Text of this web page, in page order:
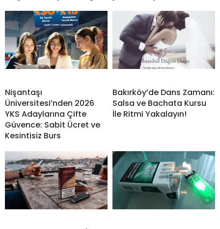
Nişantaşı
Üniversitesi’nden 2026
YKS Adaylarına Çifte
Güvence: Sabit Ücret ve
Kesintisiz Burs
Bakırköy’de Dans Zamanı:
Salsa ve Bachata Kursu
İle Ritmi Yakalayın!